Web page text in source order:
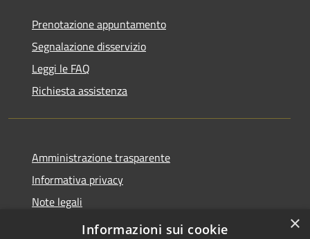
Prenotazione appuntamento
Segnalazione disservizio
Leggi le FAQ
Richiesta assistenza
Amministrazione trasparente
Informativa privacy
Note legali
Dichiarazione di accessibilità
×
Informazioni sui cookie